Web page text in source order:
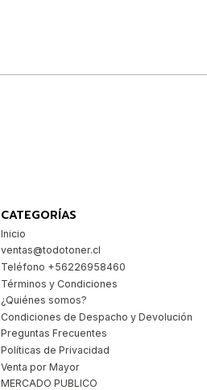
CATEGORÍAS
Inicio
ventas@todotoner.cl
Teléfono +56226958460
Términos y Condiciones
¿Quiénes somos?
Condiciones de Despacho y Devolución
Preguntas Frecuentes
Políticas de Privacidad
Venta por Mayor
MERCADO PUBLICO